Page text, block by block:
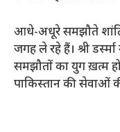
आधे-अधूरे समझौते
जगह ले रहे हैं। श्री
समझौतों का युग ख़त्म
पाकिस्तान की सेवाओं